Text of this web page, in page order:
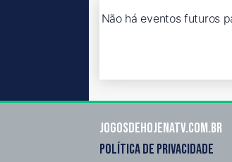
Não há eventos futuros
Jogosdehojenatv.com.br
POLÍTICA DE PRIVACIDADE